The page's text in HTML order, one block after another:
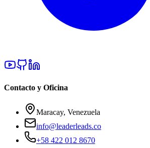
Contacto y Oficina
Maracay, Venezuela
info@leaderleads.co
+58 422 012 8670